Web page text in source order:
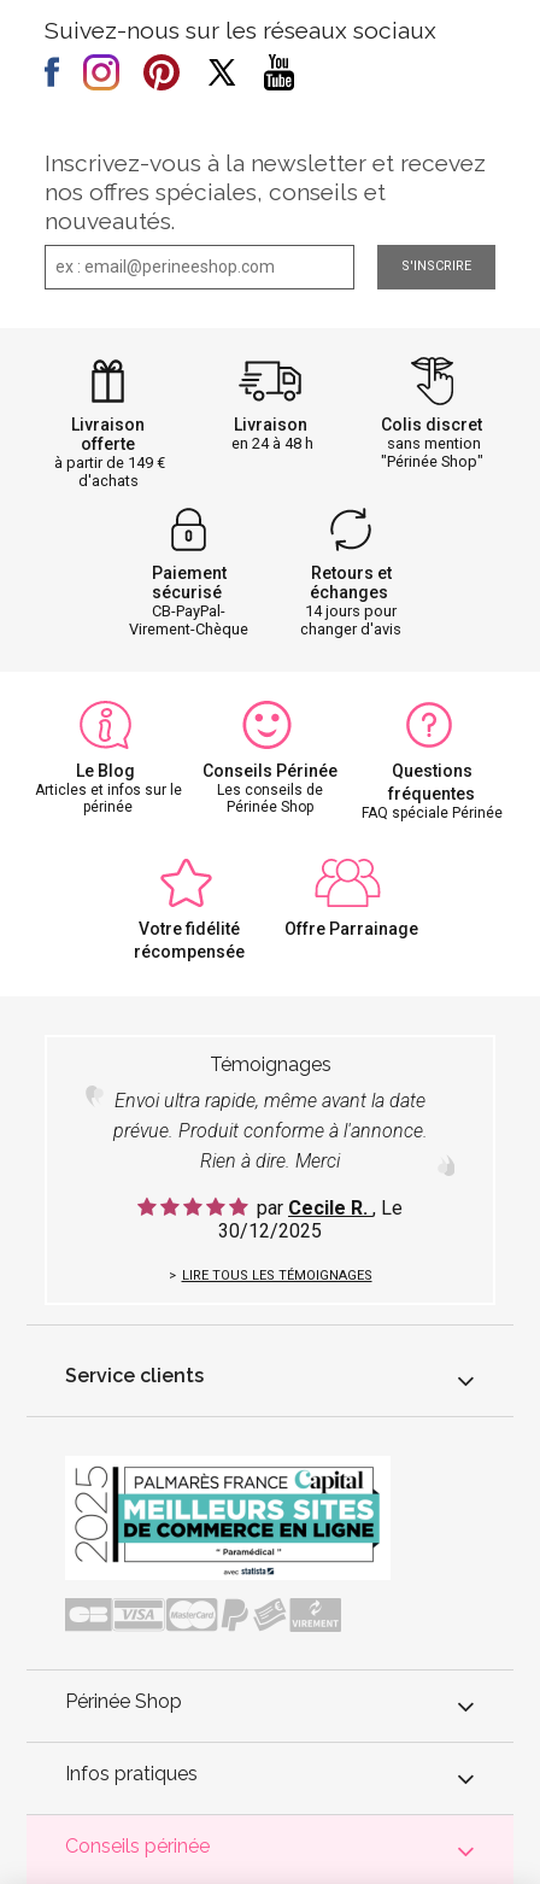
Suivez-nous sur les réseaux sociaux
Inscrivez-vous à la newsletter et recevez
nos offres spéciales, conseils et
nouveautés.
S'INSCRIRE
Livraison
offerte
à partir de 149
d'achats
Livraison
en 24 à 48 h
Colis discret
sans mention
"Périnée Shop"
Paiement
sécurisé
CB-PayPal-
Virement-Chèque
Retours et
échanges
14 jours pour
changer d'avis
Le Blog
Articles et infos sur le
périnée
Conseils Périnée
Les conseils de
Périnée Shop
Questions
fréquentes
FAQ spéciale Périnée
Votre fidélité
récompensée
Offre Parrainage
Témoignages
Envoi ultra rapide, même avant la date
prévue. Produit conforme à l'annonce.
Rien à dire. Merci
par Cecile R. , Le
30/12/2025
LIRE TOUS LES TÉMOIGNAGES
Service clients
Périnée Shop
Infos pratiques
Conseils périnée